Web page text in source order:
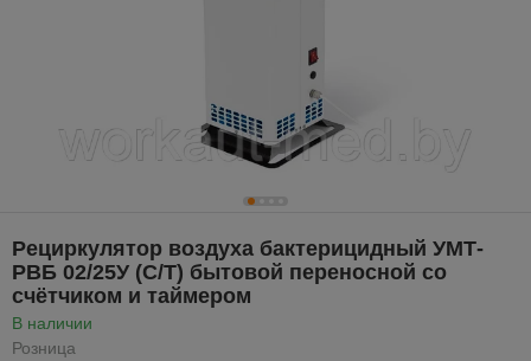
Рециркулятор воздуха бактерицидный УМТ-
РВБ 02/25У (С/Т) бытовой переносной со
счётчиком и таймером
В наличии
Розница